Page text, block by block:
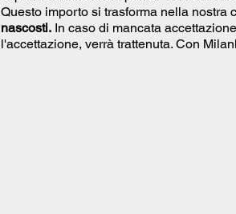
Questo importo si trasforma nella nostra
nascosti. In caso di mancata
l'accettazione, verrà trattenuta. Con